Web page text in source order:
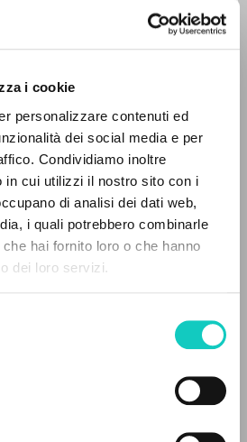
i cookie
personalizzare contenuti ed
dei social media e per
Condividiamo inoltre
in cui utilizzi il nostro sito con i
di analisi dei dati web,
i quali potrebbero combinarle
hai fornito loro o che hanno
dei loro servizi.
A
Z